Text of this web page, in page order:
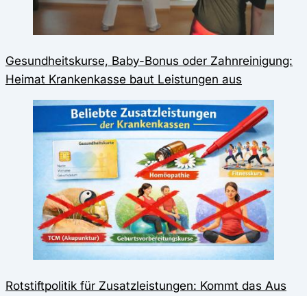
Gesundheitskurse, Baby-Bonus oder Zahnreinigung:
Heimat Krankenkasse baut Leistungen aus
Rotstiftpolitik für Zusatzleistungen: Kommt das Aus